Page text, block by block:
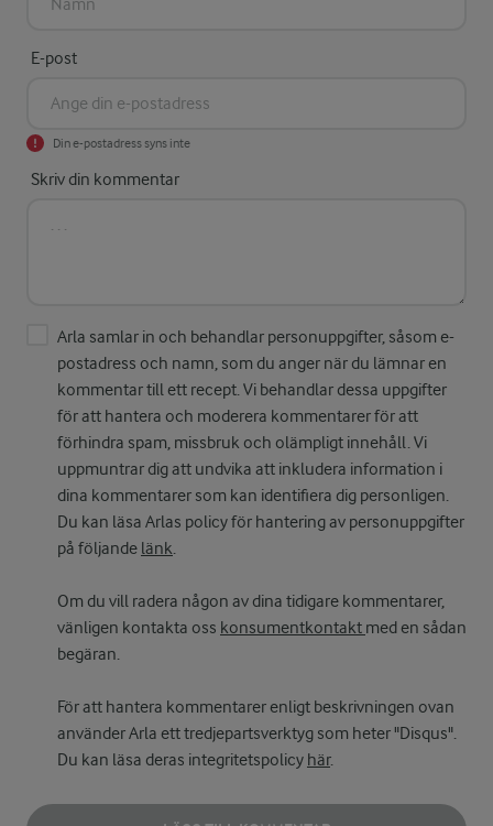
E-post
Din e-postadress syns inte
Skriv din kommentar
Arla samlar in och behandlar personuppgifter, såsom e-
postadress och namn, som du anger när du lämnar en
kommentar till ett recept. Vi behandlar dessa uppgifter
för att hantera och moderera kommentarer för att
förhindra spam, missbruk och olämpligt innehåll. Vi
uppmuntrar dig att undvika att inkludera information i
dina kommentarer som kan identifiera dig personligen.
Du kan läsa Arlas policy för hantering av personuppgifter
på följande länk.
Om du vill radera någon av dina tidigare kommentarer,
vänligen kontakta oss konsumentkontakt med en sådan
begäran.
För att hantera kommentarer enligt beskrivningen ovan
använder Arla ett tredjepartsverktyg som heter "Disqus".
Du kan läsa deras integritetspolicy här.